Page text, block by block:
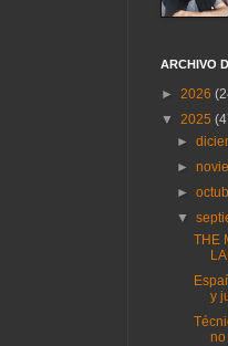
ARCHIVO
► 2026
▼ 2025
►
►
►
▼
THE
y
no